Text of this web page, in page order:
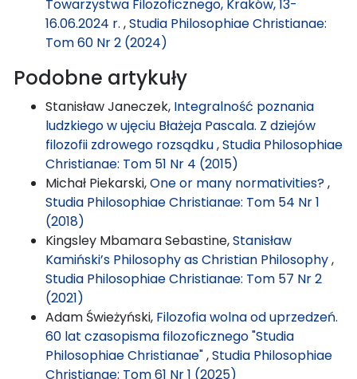
Towarzystwa Filozoficznego, Kraków, 13-
16.06.2024 r. ,Studia Philosophiae Christianae:
Tom 60 Nr 2 (2024)
Podobne artykuły
Stanisław Janeczek, Integralność poznania
ludzkiego w ujęciu Błażeja Pascala. Z dziejów
filozofii zdrowego rozsądku,Studia Philosophiae
Christianae: Tom 51 Nr 4 (2015)
Michał Piekarski,One or many normativities?,
Studia Philosophiae Christianae: Tom 54 Nr 1
(2018)
Kingsley Mbamara Sebastine,Stanisław
Kamiński’s Philosophy as Christian Philosophy,
Studia Philosophiae Christianae: Tom 57 Nr 2
(2021)
Adam Świeżyński, Filozofia wolna od uprzedzeń.
60 lat czasopisma filozoficznego "Studia
Philosophiae Christianae",Studia Philosophiae
Christianae: Tom 61 Nr 1 (2025)